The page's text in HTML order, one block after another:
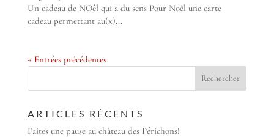
Un cadeau de NOêl qui a du sens Pour Noêl une carte
cadeau permettant au(x)...
« Entrées précédentes
ARTICLES RÉCENTS
Faites une pause au château des Périchons!